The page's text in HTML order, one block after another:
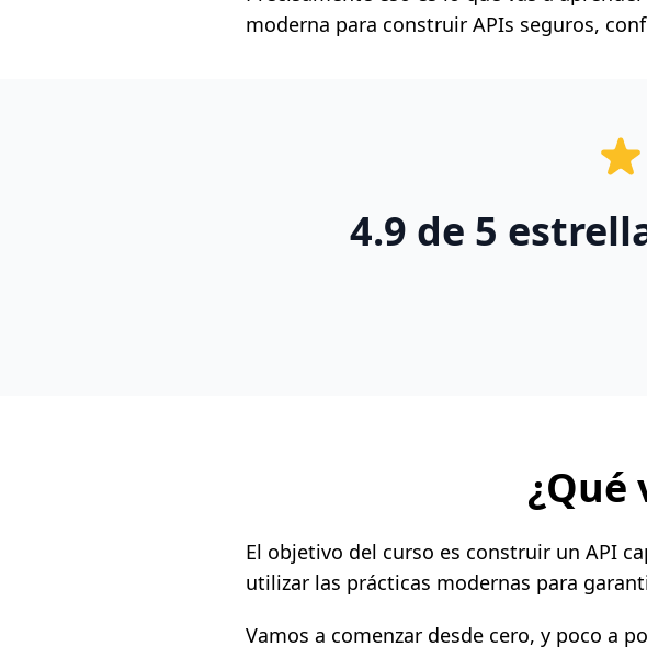
moderna para construir APIs seguros,
4.9 de 5
¿Qué
El objetivo del curso es construir un API
utilizar las prácticas modernas para
Vamos a comenzar desde cero, y poco a